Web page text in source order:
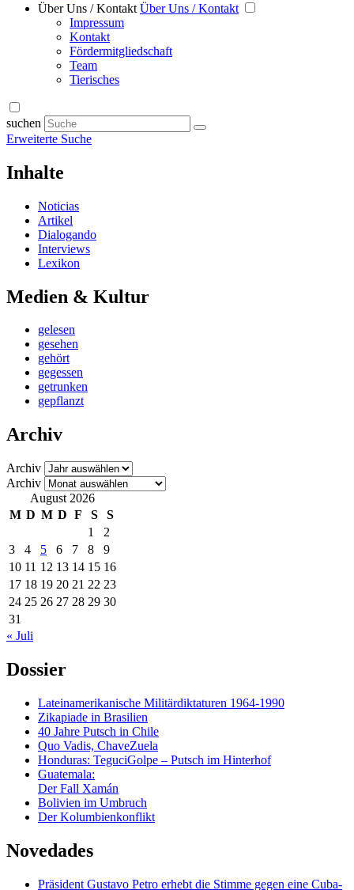
Über Uns / Kontakt Über Uns / Kontakt
Impressum
Kontakt
Fördermitgliedschaft
Team
Tierisches
suchen
Erweiterte Suche
Inhalte
Noticias
Artikel
Dialogando
Interviews
Lexikon
Medien & Kultur
gelesen
gesehen
gehört
gegessen
getrunken
gepflanzt
Archiv
Archiv
Archiv
August 2026
M D M D F S
S
1
2
3
4 5 6 7 8
9
10 11 12 13 14 15 16
17 18 19 20 21 22 23
24 25 26 27 28 29 30
31
« Juli
Dossier
Lateinamerikanische Militärdiktaturen 1964-1990
Zikapiade in Brasilien
40 Jahre Putsch in Chile
Quo Vadis, ChaveZuela
Honduras: TeguciGolpe – Putsch im Hinterhof
Guatemala:
Der Fall Xamán
Bolivien im Umbruch
Der Kolumbienkonflikt
Novedades
Präsident Gustavo Petro erhebt die Stimme gegen eine Cuba-